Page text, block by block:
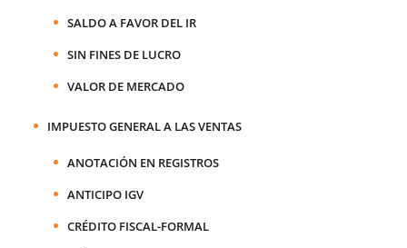
SALDO A FAVOR DEL IR
SIN FINES DE LUCRO
VALOR DE MERCADO
IMPUESTO GENERAL A LAS VENTAS
ANOTACIÓN EN REGISTROS
ANTICIPO IGV
CRÉDITO FISCAL-FORMAL